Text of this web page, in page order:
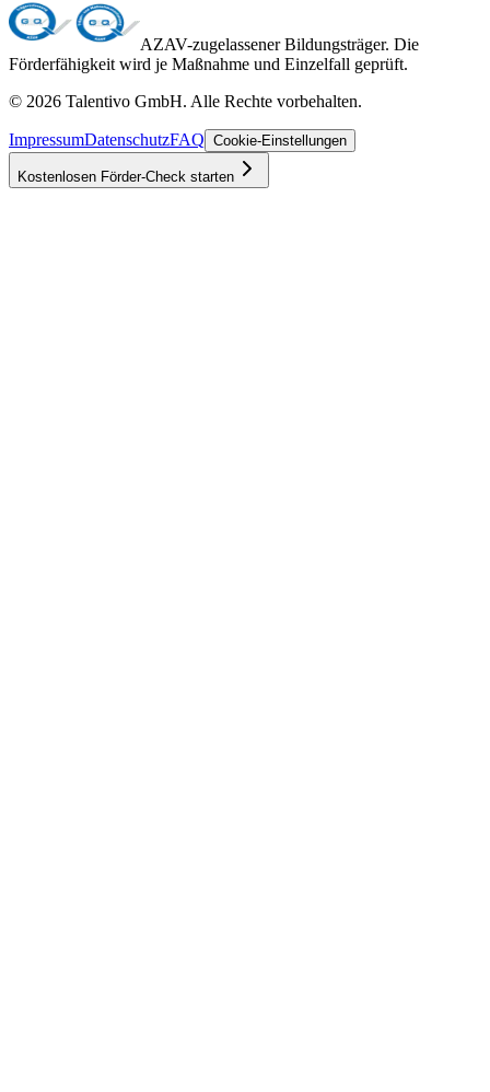
AZAV-zugelassener Bildungsträger. Die
Förderfähigkeit wird je Maßnahme und Einzelfall geprüft.
© 2026 Talentivo GmbH. Alle Rechte vorbehalten.
ImpressumDatenschutzFAQ Cookie-Einstellungen
Kostenlosen Förder-Check starten